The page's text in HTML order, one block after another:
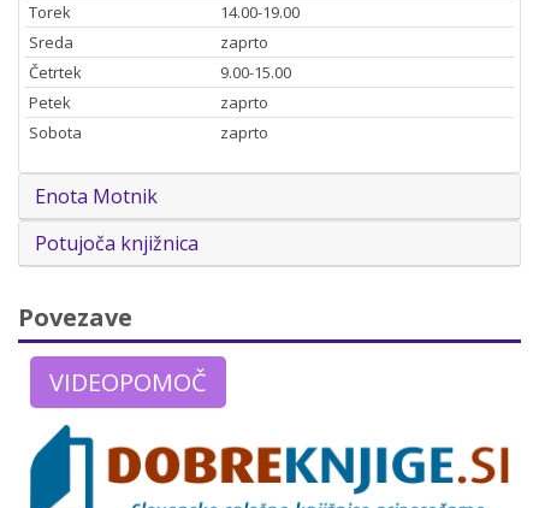
Torek
14.00-19.00
Sreda
zaprto
Četrtek
9.00-15.00
Petek
zaprto
Sobota
zaprto
Enota Motnik
Potujoča knjižnica
Povezave
VIDEOPOMOČ